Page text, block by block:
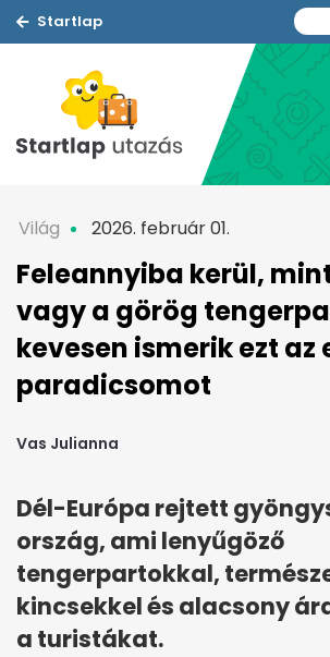
Startlap
Világ 2026. február 01.
Feleannyiba kerül,
vagy a görög
kevesen ismerik ezt az
paradicsomot
Vas Julianna
Dél-Európa rejtett
ország, ami lenyűgöző
tengerpartokkal,
kincsekkel és alacsony
a turistákat.